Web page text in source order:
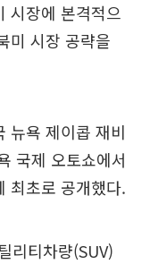
시장에 본격적으
미 시장 공략을
뉴욕 제이콥 재비
국제 오토쇼에서
최초로 공개했다.
리티차량(SUV)